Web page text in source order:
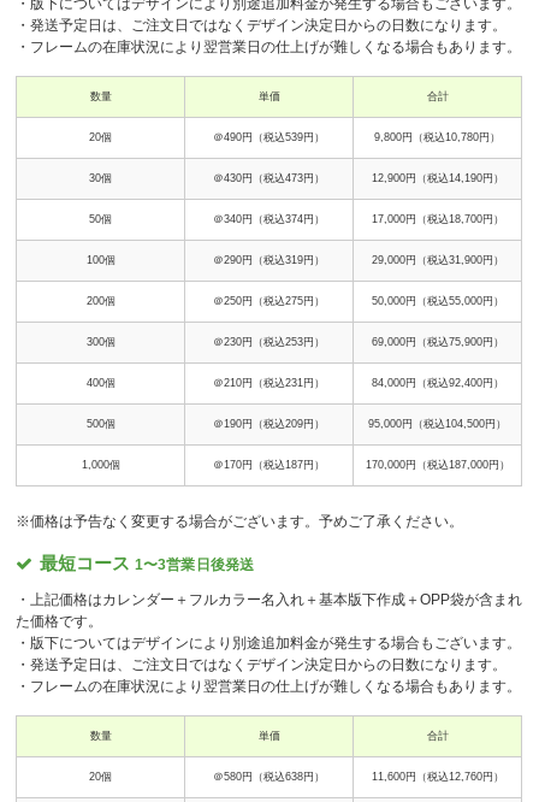
・版下についてはデザインにより別途追加料金が発生する場合もございます。
・発送予定日は、ご注文日ではなくデザイン決定日からの日数になります。
・フレームの在庫状況により翌営業日の仕上げが難しくなる場合もあります。
数量 単価 合計
20個 ＠490円（税込539円） 9,800円（税込10,780円）
30個 ＠430円（税込473円） 12,900円（税込14,190円）
50個 ＠340円（税込374円） 17,000円（税込18,700円）
100個 ＠290円（税込319円） 29,000円（税込31,900円）
200個 ＠250円（税込275円） 50,000円（税込55,000円）
300個 ＠230円（税込253円） 69,000円（税込75,900円）
400個 ＠210円（税込231円） 84,000円（税込92,400円）
500個 ＠190円（税込209円） 95,000円（税込104,500円）
1,000個 ＠170円（税込187円） 170,000円（税込187,000円）
※価格は予告なく変更する場合がございます。予めご了承ください。
最短コース 1〜3営業日後発送
・上記価格はカレンダー＋フルカラー名入れ＋基本版下作成＋OPP袋が含まれ
た価格です。
・版下についてはデザインにより別途追加料金が発生する場合もございます。
・発送予定日は、ご注文日ではなくデザイン決定日からの日数になります。
・フレームの在庫状況により翌営業日の仕上げが難しくなる場合もあります。
数量 単価 合計
20個 ＠580円（税込638円） 11,600円（税込12,760円）